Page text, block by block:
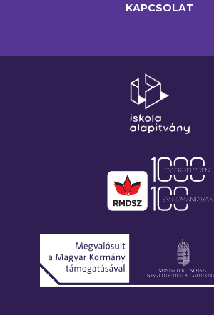
KAPCSOLAT